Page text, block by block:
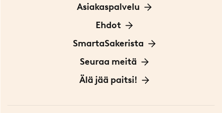
Asiakaspalvelu
Ota yhteyttä
Ehdot
Tietoa evästeistä
Yksityisyydensuoja
Sopimusehdot
SmartaSakerista
Meistä
Myymälä Tukholmassa
Seuraa meitä
Innovaattoriblogi
Älä jää paitsi!